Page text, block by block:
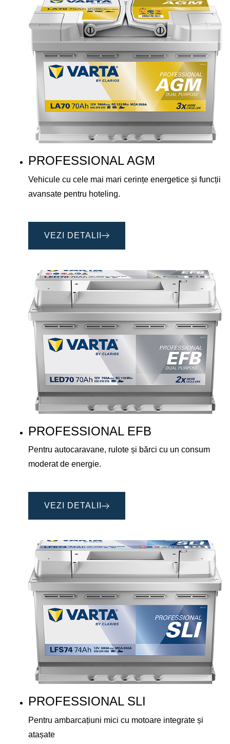
PROFESSIONAL AGM
Vehicule cu cele mai mari cerințe energetice și funcții
avansate pentru hoteling.
VEZI DETALII
PROFESSIONAL EFB
Pentru autocaravane, rulote și bărci cu un consum
moderat de energie.
VEZI DETALII
PROFESSIONAL SLI
Pentru ambarcațiuni mici cu motoare integrate și
atașate